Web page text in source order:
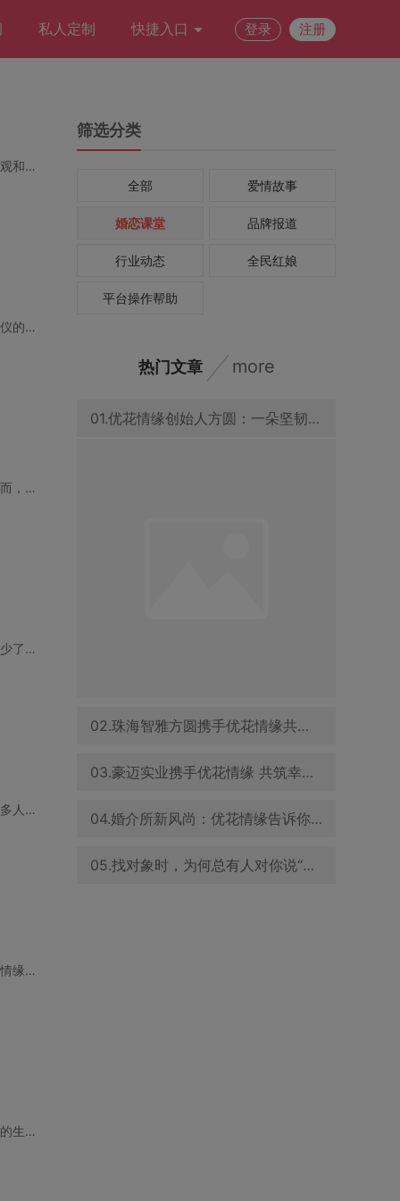
私人定制 快捷入口 登录 注册
【中山时报】近年来，中山未婚青年数量的上升引发了社会各界的广泛关注。在这座以人文景观和宜居
在东莞这座充满活力的城市，许多单身男士正努力寻找人生中的另一半，希望能够成功娶到心仪的老婆
在佛山，许多单身女性无不希望能在这个充满活力和文化底蕴的城市找到属于自己的幸福。然而，快节
小陈是一名在珠海工作的年轻工程师，过着典型的都市单身生活。虽然工作稳定，但他总觉得少了点什
在深圳这座快节奏的城市，人们似乎总是忙于追赶生活的节奏，处对象这个事儿，仿佛成了许多人心中
在汕头这座既传统又现代的城市，许多大龄未婚人士正在寻找属于自己的幸福。通过使用优花情缘婚恋
在悠闲舒适的江门生活，许多单身人士虽然享受着个人自由，却也难免感受到孤单。没有对象的生活就
筛选分类
全部 爱情故事
婚恋课堂 品牌报道
行业动态 全民红娘
平台操作帮助
热门文章 more
01.优花情缘创始人方圆：一朵坚韧之花，在婚恋交友领域绽放
02.珠海智雅方圆携手优花情缘共促青年婚恋交友事业发展
03.豪迈实业携手优花情缘 共筑幸福家庭与企业文化新篇章
04.婚介所新风尚：优花情缘告诉你，怎样的穿着能吸引异性目光
05.找对象时，为何总有人对你说“我和你很像”？优花情缘为你解答